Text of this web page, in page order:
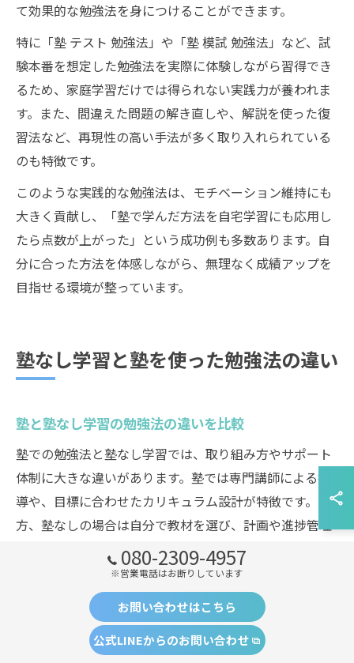
て効果的な勉強法を身につけることができます。
特に「塾 テスト 勉強法」や「塾 模試 勉強法」など、試
験本番を想定した勉強法を実際に体験しながら習得でき
るため、家庭学習だけでは得られない実践力が養われま
す。また、間違えた問題の解き直しや、解説を使った復
習法など、再現性の高い手法が多く取り入れられている
のも特徴です。
このような実践的な勉強法は、モチベーション維持にも
大きく貢献し、「塾で学んだ方法を自宅学習にも応用し
たら点数が上がった」という成功例も多数あります。自
分に合った方法を体感しながら、無理なく成績アップを
目指せる環境が整っています。
塾なし学習と塾を使った勉強法の違い
塾と塾なし学習の勉強法の違いを比較
塾での勉強法と塾なし学習では、取り組み方やサポート
体制に大きな違いがあります。塾では専門講師による指
導や、目標に合わせたカリキュラム設計が特徴です。一
方、塾なしの場合は自分で教材を選び、計画や進捗管理
も自己責任となります。
塾のメリットは、勉強の仕方を教えてくれる点や、苦手
分野のピンポイント指導、定期的な模試やテストによる
実力チェックが受けられることです。例えば「勉強の仕
方がわからない」と悩む生徒も、塾の個別指導で着実に
080-2309-4957
※営業電話はお断りしています
お問い合わせはこちら
公式LINEからのお問い合わせ